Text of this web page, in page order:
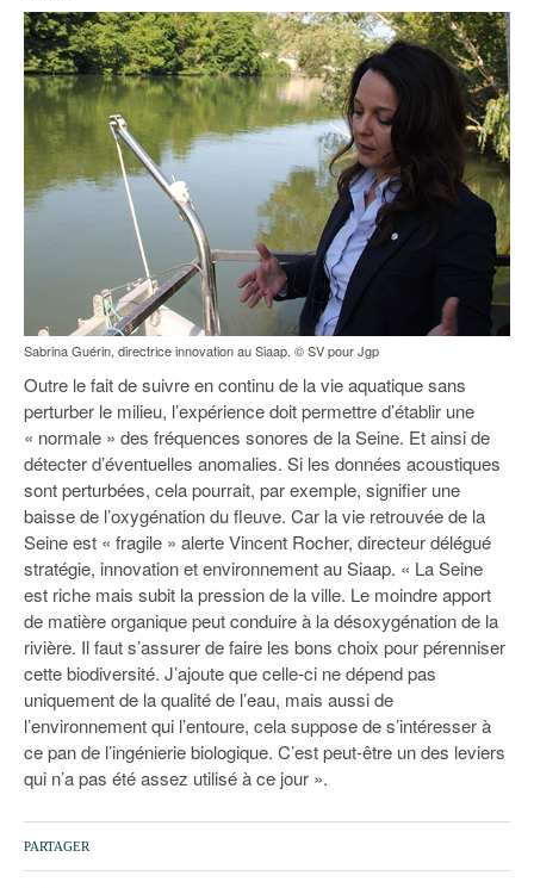
Sabrina Guérin, directrice innovation au Siaap. © SV pour Jgp
Outre le fait de suivre en continu de la vie aquatique sans
perturber le milieu, l’expérience doit permettre d’établir une
« normale » des fréquences sonores de la Seine. Et ainsi de
détecter d’éventuelles anomalies. Si les données acoustiques
sont perturbées, cela pourrait, par exemple, signifier une
baisse de l’oxygénation du fleuve. Car la vie retrouvée de la
Seine est « fragile » alerte Vincent Rocher, directeur délégué
stratégie, innovation et environnement au Siaap. « La Seine
est riche mais subit la pression de la ville. Le moindre apport
de matière organique peut conduire à la désoxygénation de la
rivière. Il faut s’assurer de faire les bons choix pour pérenniser
cette biodiversité. J’ajoute que celle-ci ne dépend pas
uniquement de la qualité de l’eau, mais aussi de
l’environnement qui l’entoure, cela suppose de s’intéresser à
ce pan de l’ingénierie biologique. C’est peut-être un des leviers
qui n’a pas été assez utilisé à ce jour ».
PARTAGER